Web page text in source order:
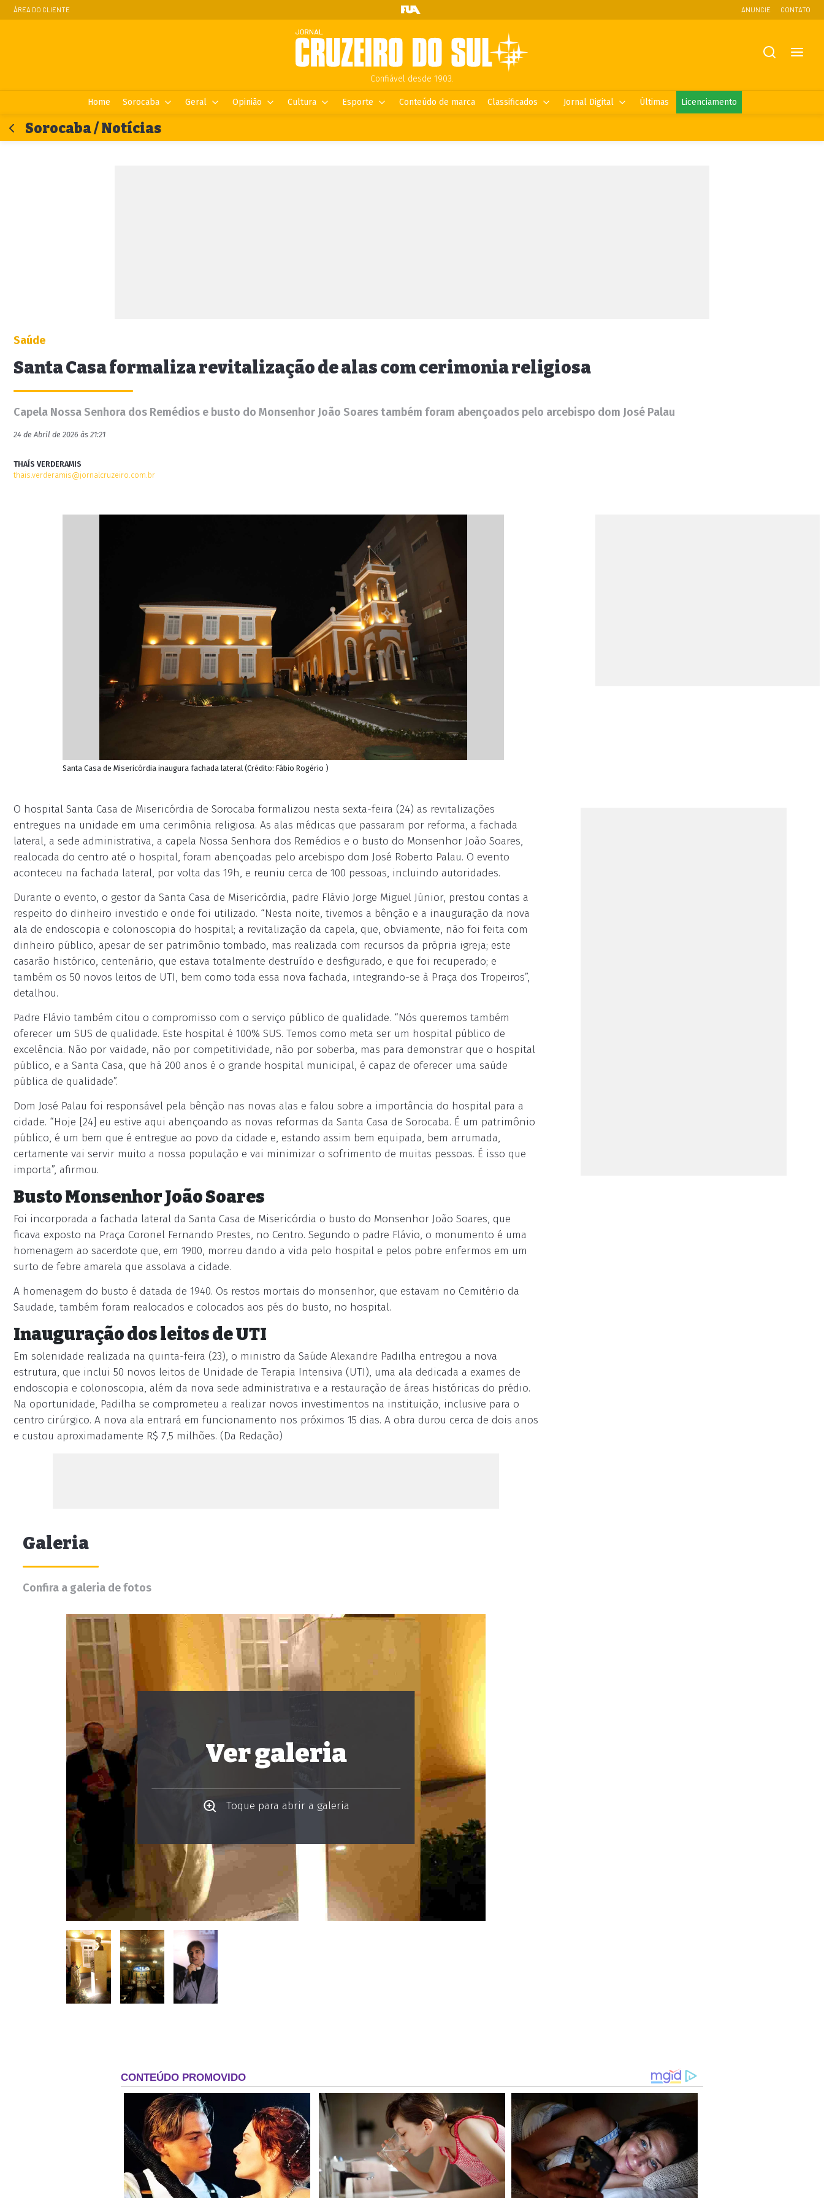
ÁREA DO CLIENTE ANUNCIE CONTATO
Confiável desde 1903.
Home Sorocaba Geral Opinião Cultura Esporte Conteúdo de marca Classificados Jornal Digital Últimas Licenciamento
Sorocaba / Notícias
Saúde
Santa Casa formaliza revitalização de alas com cerimonia religiosa
Capela Nossa Senhora dos Remédios e busto do Monsenhor João Soares também foram abençoados pelo arcebispo dom José Palau
24 de Abril de 2026 às 21:21
THAÍS VERDERAMIS
thais.verderamis@jornalcruzeiro.com.br
Santa Casa de Misericórdia inaugura fachada lateral (Crédito: Fábio Rogério )
O hospital Santa Casa de Misericórdia de Sorocaba formalizou nesta sexta-feira (24) as revitalizações
entregues na unidade em uma cerimônia religiosa. As alas médicas que passaram por reforma, a fachada
lateral, a sede administrativa, a capela Nossa Senhora dos Remédios e o busto do Monsenhor João Soares,
realocada do centro até o hospital, foram abençoadas pelo arcebispo dom José Roberto Palau. O evento
aconteceu na fachada lateral, por volta das 19h, e reuniu cerca de 100 pessoas, incluindo autoridades.
Durante o evento, o gestor da Santa Casa de Misericórdia, padre Flávio Jorge Miguel Júnior, prestou contas a
respeito do dinheiro investido e onde foi utilizado. “Nesta noite, tivemos a bênção e a inauguração da nova
ala de endoscopia e colonoscopia do hospital; a revitalização da capela, que, obviamente, não foi feita com
dinheiro público, apesar de ser patrimônio tombado, mas realizada com recursos da própria igreja; este
casarão histórico, centenário, que estava totalmente destruído e desfigurado, e que foi recuperado; e
também os 50 novos leitos de UTI, bem como toda essa nova fachada, integrando-se à Praça dos Tropeiros”,
detalhou.
Padre Flávio também citou o compromisso com o serviço público de qualidade. “Nós queremos também
oferecer um SUS de qualidade. Este hospital é 100% SUS. Temos como meta ser um hospital público de
excelência. Não por vaidade, não por competitividade, não por soberba, mas para demonstrar que o hospital
público, e a Santa Casa, que há 200 anos é o grande hospital municipal, é capaz de oferecer uma saúde
pública de qualidade”.
Dom José Palau foi responsável pela bênção nas novas alas e falou sobre a importância do hospital para a
cidade. “Hoje [24] eu estive aqui abençoando as novas reformas da Santa Casa de Sorocaba. É um patrimônio
público, é um bem que é entregue ao povo da cidade e, estando assim bem equipada, bem arrumada,
certamente vai servir muito a nossa população e vai minimizar o sofrimento de muitas pessoas. É isso que
importa”, afirmou.
Busto Monsenhor João Soares
Foi incorporada a fachada lateral da Santa Casa de Misericórdia o busto do Monsenhor João Soares, que
ficava exposto na Praça Coronel Fernando Prestes, no Centro. Segundo o padre Flávio, o monumento é uma
homenagem ao sacerdote que, em 1900, morreu dando a vida pelo hospital e pelos pobre enfermos em um
surto de febre amarela que assolava a cidade.
A homenagem do busto é datada de 1940. Os restos mortais do monsenhor, que estavam no Cemitério da
Saudade, também foram realocados e colocados aos pés do busto, no hospital.
Inauguração dos leitos de UTI
Em solenidade realizada na quinta-feira (23), o ministro da Saúde Alexandre Padilha entregou a nova
estrutura, que inclui 50 novos leitos de Unidade de Terapia Intensiva (UTI), uma ala dedicada a exames de
endoscopia e colonoscopia, além da nova sede administrativa e a restauração de áreas históricas do prédio.
Na oportunidade, Padilha se comprometeu a realizar novos investimentos na instituição, inclusive para o
centro cirúrgico. A nova ala entrará em funcionamento nos próximos 15 dias. A obra durou cerca de dois anos
e custou aproximadamente R$ 7,5 milhões. (Da Redação)
Galeria
Confira a galeria de fotos
Ver galeria
Toque para abrir a galeria